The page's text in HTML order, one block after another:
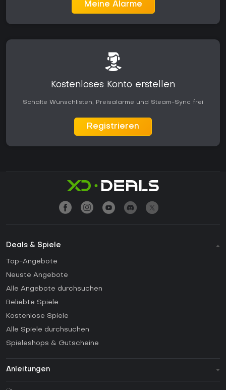
Meine Alarme
Kostenloses Konto erstellen
Schalte Wunschlisten, Preisalarme und Steam-Sync frei
Registrieren
Deals & Spiele
Top-Angebote
Neuste Angebote
Alle Angebote durchsuchen
Beliebte Spiele
Kostenlose Spiele
Alle Spiele durchsuchen
Spieleshops & Gutscheine
Anleitungen